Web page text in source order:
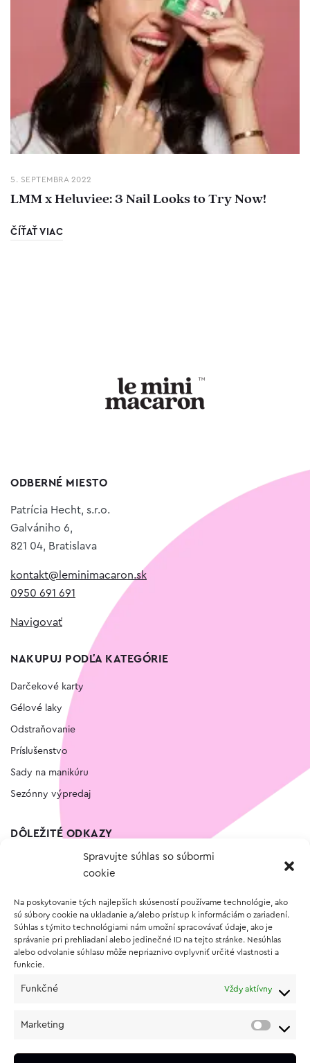
Spravujte súhlas so súbormi
cookie
Na poskytovanie tých najlepších skúseností používame technológie, ako
sú súbory cookie na ukladanie a/alebo prístup k informáciám o zariadení.
Súhlas s týmito technológiami nám umožní spracovávať údaje, ako je
správanie pri prehliadaní alebo jedinečné ID na tejto stránke. Nesúhlas
alebo odvolanie súhlasu môže nepriaznivo ovplyvniť určité vlastnosti a
funkcie.
Funkčné Vždy aktívny
Marketing
5. SEPTEMBRA 2022
LMM x Heluviee: 3 Nail Looks to Try Now!
ČÍŤAŤ VIAC
ODBERNÉ MIESTO
Patrícia Hecht, s.r.o.
Galvániho 6,
821 04, Bratislava
kontakt@leminimacaron.sk
0950 691 691
Navigovať
NAKUPUJ PODĽA KATEGÓRIE
Darčekové karty
Gélové laky
Odstraňovanie
Príslušenstvo
Sady na manikúru
Sezónny výpredaj
DÔLEŽITÉ ODKAZY
Vernostný program
O NÁKUPE
Vrátenie a reklamácia tovaru